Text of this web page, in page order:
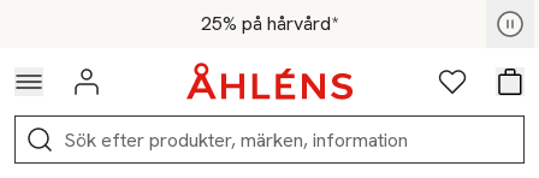
Hoppa till navigationsmenyn25% på hårvård*
För medlemmar - Shoppa nu
Logga in Favoriter
Sök